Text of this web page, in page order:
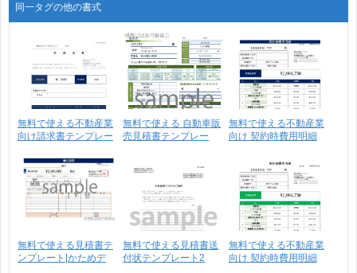
同一タグの他の書式
無料で使える不動産業
向け請求書テンプレー
無料で使える 自動車販
売見積書テンプレー
無料で使える不動産業
向け 契約時費用明細
無料で使える見積書テ
ンプレート|かためデ
無料で使える見積書送
付状テンプレート2
無料で使える不動産業
向け 契約時費用明細